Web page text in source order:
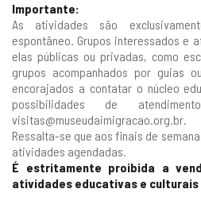
Importante:
As atividades são
espontâneo. Grupos interessados e
elas públicas ou privadas, como
grupos acompanhados por guias
encorajados a contatar o núcleo
possibilidades de
visitas@museudaimigracao.org.br.
Ressalta-se que aos finais de
atividades agendadas.
É estritamente proibida a
atividades educativas e